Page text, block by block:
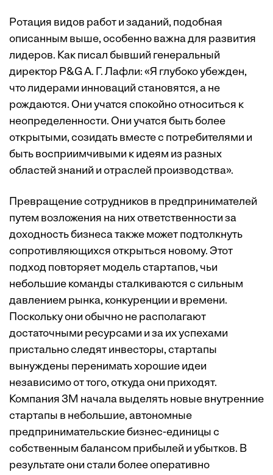
Ротация видов работ и заданий, подобная
описанным выше, особенно важна для развития
лидеров. Как писал бывший генеральный
директор P&G А. Г. Лафли: «Я глубоко убежден,
что лидерами инноваций становятся, а не
рождаются. Они учатся спокойно относиться к
неопределенности. Они учатся быть более
открытыми, созидать вместе с потребителями и
быть восприимчивыми к идеям из разных
областей знаний и отраслей производства».
Превращение сотрудников в предпринимателей
путем возложения на них ответственности за
доходность бизнеса также может подтолкнуть
сопротивляющихся открыться новому. Этот
подход повторяет модель стартапов, чьи
небольшие команды сталкиваются с сильным
давлением рынка, конкуренции и времени.
Поскольку они обычно не располагают
достаточными ресурсами и за их успехами
пристально следят инвесторы, стартапы
вынуждены перенимать хорошие идеи
независимо от того, откуда они приходят.
Компания 3M начала выделять новые внутренние
стартапы в небольшие, автономные
предпринимательские бизнес-единицы с
собственным балансом прибылей и убытков. В
результате они стали более оперативно